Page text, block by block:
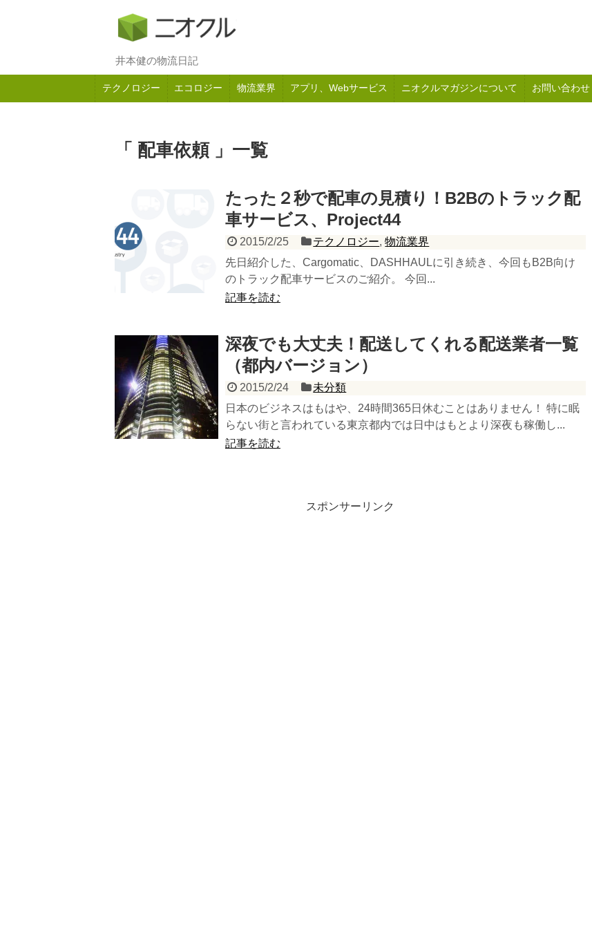
井本健の物流日記
テクノロジー エコロジー 物流業界 アプリ、Webサービス ニオクルマガジンについて お問い合わせ
「 配車依頼 」一覧
たった２秒で配車の見積り！B2Bのトラック配
車サービス、Project44
2015/2/25 テクノロジー,物流業界
先日紹介した、Cargomatic、DASHHAULに引き続き、今回もB2B向け
のトラック配車サービスのご紹介。 今回...
記事を読む
深夜でも大丈夫！配送してくれる配送業者一覧
（都内バージョン）
2015/2/24
未分類
日本のビジネスはもはや、24時間365日休むことはありません！ 特に眠
らない街と言われている東京都内では日中はもとより深夜も稼働し...
記事を読む
スポンサーリンク